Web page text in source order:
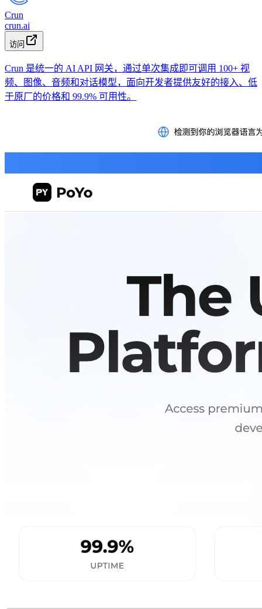
Crun
crun.ai
访问
Crun 是统一的 AI API 网关，通过单次集成即可调用 100+ 视
频、图像、音频和对话模型，面向开发者提供友好的接入、低
于原厂的价格和 99.9% 可用性。